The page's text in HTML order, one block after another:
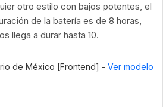
otro estilo con bajos potentes, el
de la batería es de 8 horas,
llega a durar hasta 10.
de México [Frontend] - Ver modelo